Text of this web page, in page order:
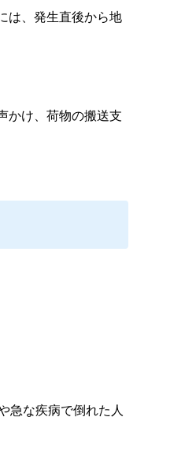
は、発生直後から地
かけ、荷物の搬送支
急な疾病で倒れた人